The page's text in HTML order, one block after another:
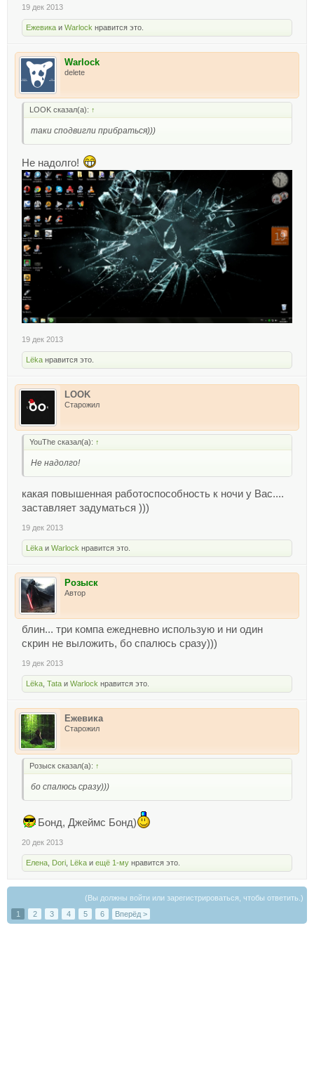
19 дек 2013
Ежевика и Warlock нравится это.
Warlock
delete
LOOK сказал(а): ↑
таки сподвигли прибраться)))
Не надолго!
19 дек 2013
Lёka нравится это.
LOOK
Старожил
YouThe сказал(а): ↑
Не надолго!
какая повышенная работоспособность к ночи у Вас....
заставляет задуматься )))
19 дек 2013
Lёka и Warlock нравится это.
Розыск
Автор
блин... три компа ежедневно использую и ни один
скрин не выложить, бо спалюсь сразу)))
19 дек 2013
Lёka Tata и Warlock нравится это.
Ежевика
Старожил
Розыск сказал(а): ↑
бо спалюсь сразу)))
Бонд, Джеймс Бонд)
20 дек 2013
Елена Dori Lёka и ещё 1-му нравится это.
(Вы должны войти или зарегистрироваться, чтобы ответить.)
1
2 3 4 5 6 Вперёд >